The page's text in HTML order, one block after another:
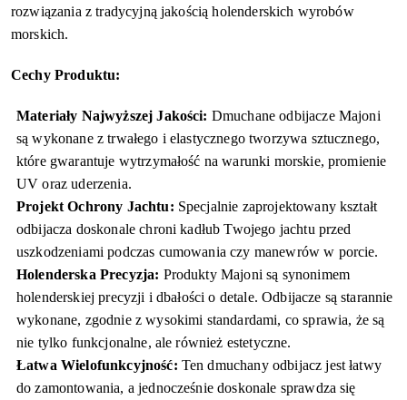
rozwiązania z tradycyjną jakością holenderskich wyrobów
morskich.
Cechy Produktu:
Materiały Najwyższej Jakości: Dmuchane odbijacze Majoni
są wykonane z trwałego i elastycznego tworzywa sztucznego,
które gwarantuje wytrzymałość na warunki morskie, promienie
UV oraz uderzenia.
Projekt Ochrony Jachtu: Specjalnie zaprojektowany kształt
odbijacza doskonale chroni kadłub Twojego jachtu przed
uszkodzeniami podczas cumowania czy manewrów w porcie.
Holenderska Precyzja: Produkty Majoni są synonimem
holenderskiej precyzji i dbałości o detale. Odbijacze są starannie
wykonane, zgodnie z wysokimi standardami, co sprawia, że są
nie tylko funkcjonalne, ale również estetyczne.
Łatwa Wielofunkcyjność: Ten dmuchany odbijacz jest łatwy
do zamontowania, a jednocześnie doskonale sprawdza się